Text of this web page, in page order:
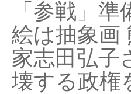
「参戦」
絵は抽象画
家志田弘子
壊する政権